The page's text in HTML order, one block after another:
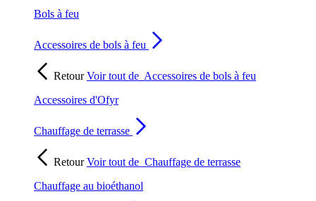
Bols à feu
Accessoires de bols à feu
RetourVoir tout de Accessoires de bols à feu
Accessoires d'Ofyr
Chauffage de terrasse
RetourVoir tout de Chauffage de terrasse
Chauffage au bioéthanol